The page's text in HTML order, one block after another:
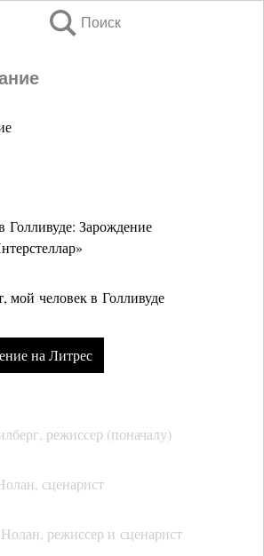
Поиск
Голливуде: Зарождение
мой человек в Голливуде
на Литрес
режиссер (поначалу)
сценарист
режиссер и сценарист